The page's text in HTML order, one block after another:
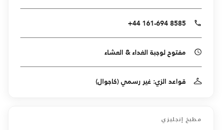
+44 161-694 8585
مفتوح لوجبة الغداء & العشاء
قواعد الزي: غير رسمي (كاجوال)
مطبخ إنجليزي